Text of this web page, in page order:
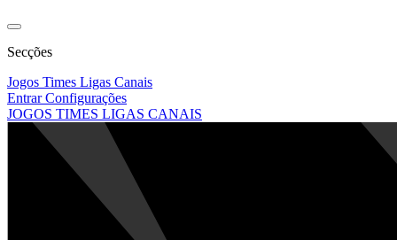
Secções
Jogos Times Ligas Canais
EntrarConfigurações
JOGOS TIMES LIGAS CANAIS